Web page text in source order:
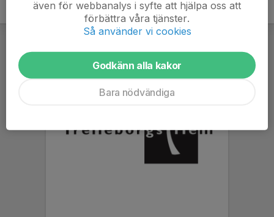
även för webbanalys i syfte att hjälpa oss att
förbättra våra tjänster.
Så använder vi cookies
Godkänn alla kakor
Bara nödvändiga